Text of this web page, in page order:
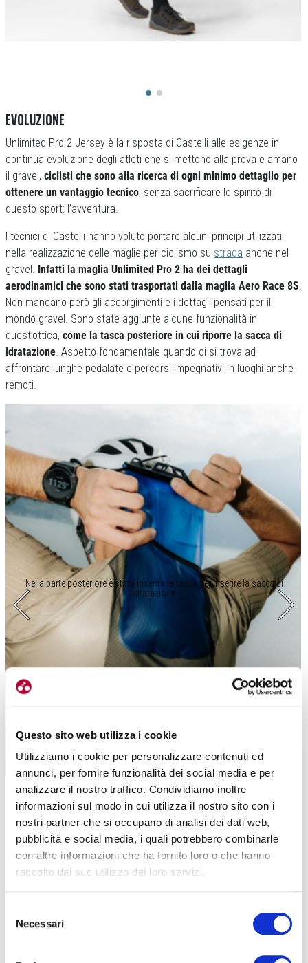
Questo sito web utilizza i cookie
Utilizziamo i cookie per personalizzare contenuti ed
annunci, per fornire funzionalità dei social media e per
analizzare il nostro traffico. Condividiamo inoltre
informazioni sul modo in cui utilizza il nostro sito con i
nostri partner che si occupano di analisi dei dati web,
pubblicità e social media, i quali potrebbero combinarle
con altre informazioni che ha fornito loro o che hanno
raccolto dal suo utilizzo dei loro servizi.
delNecessari
EVOLUZIONE
Unlimited Pro 2 Jersey è la risposta di Castelli alle esigenze in
continua evoluzione degli atleti che si mettono alla prova e amano
il gravel, ciclisti che sono alla ricerca di ogni minimo dettaglio per
ottenere un vantaggio tecnico, senza sacrificare lo spirito di
questo sport: l’avventura.
I tecnici di Castelli hanno voluto portare alcuni principi utilizzati
nella realizzazione delle maglie per ciclismo su strada anche nel
gravel. Infatti la maglia Unlimited Pro 2 ha dei dettagli
aerodinamici che sono stati trasportati dalla maglia Aero Race 8S.
Non mancano però gli accorgimenti e i dettagli pensati per il
mondo gravel. Sono state aggiunte alcune funzionalità in
quest’ottica, come la tasca posteriore in cui riporre la sacca di
idratazione. Aspetto fondamentale quando ci si trova ad
affrontare lunghe pedalate e percorsi impegnativi in luoghi anche
remoti.
Nella parte posteriore è stata inserita la tasca per inserire la sacca di
idratazione
TECNICA
La maglia Unlimited Pro 2 gode di una vestibilità aderente, tipica
dei capi pensati per la massima performance sportiva.
Sono stati
inseriti dei tessuti e una costruzione basati su cuciture CFD
(Computational Fluid Dynamics – Fluidodinamica Computazionale)